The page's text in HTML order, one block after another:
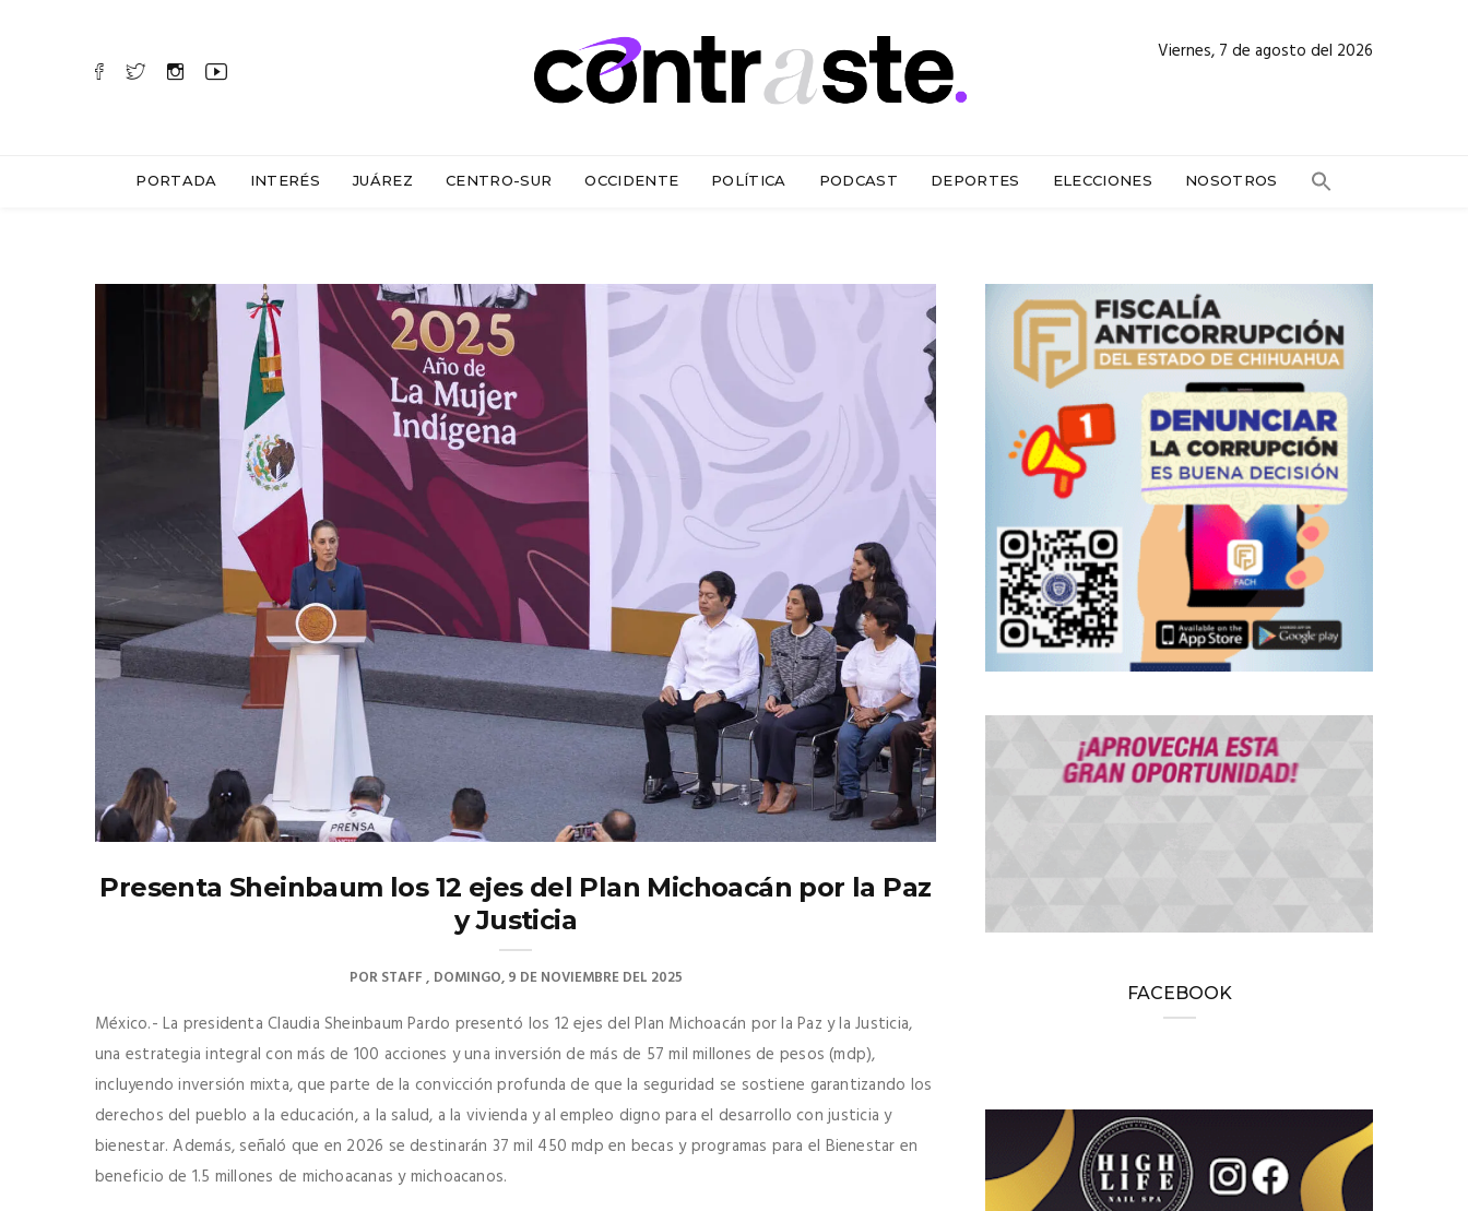
Viernes, 7 de agosto del 2026
PORTADA INTERÉS JUÁREZ CENTRO-SUR OCCIDENTE POLÍTICA PODCAST DEPORTES ELECCIONES NOSOTROS
Presenta Sheinbaum los 12 ejes del Plan Michoacán por la Paz
y Justicia
PORSTAFF DOMINGO, 9 DE NOVIEMBRE DEL 2025
México.- La presidenta Claudia Sheinbaum Pardo presentó los 12 ejes del Plan Michoacán por la Paz y la Justicia,
una estrategia integral con más de 100 acciones y una inversión de más de 57 mil millones de pesos (mdp),
incluyendo inversión mixta, que parte de la convicción profunda de que la seguridad se sostiene garantizando los
derechos del pueblo a la educación, a la salud, a la vivienda y al empleo digno para el desarrollo con justicia y
bienestar. Además, señaló que en 2026 se destinarán 37 mil 450 mdp en becas y programas para el Bienestar en
beneficio de 1.5 millones de michoacanas y michoacanos.
FACEBOOK